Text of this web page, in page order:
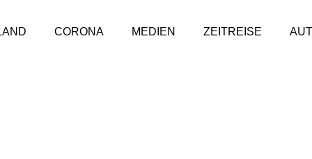
CORONA MEDIEN ZEITREISE